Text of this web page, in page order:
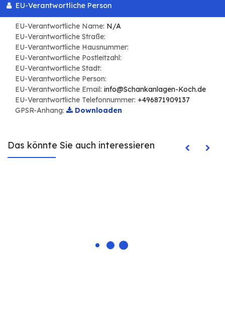
EU-Verantwortliche Person
EU-Verantwortliche Name: N/A
EU-Verantwortliche Straße:
EU-Verantwortliche Hausnummer:
EU-Verantwortliche Postleitzahl:
EU-Verantwortliche Stadt:
EU-Verantwortliche Person:
EU-Verantwortliche Email: info@Schankanlagen-Koch.de
EU-Verantwortliche Telefonnummer: +496871909137
GPSR-Anhang:
Downloaden
Das könnte Sie auch interessieren